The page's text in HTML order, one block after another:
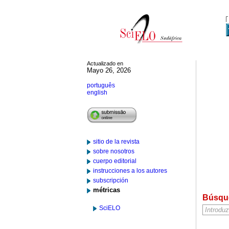
Actualizado en
Mayo 26, 2026
português
english
sitio de la revista
sobre nosotros
cuerpo editorial
instrucciones a los autores
subscripción
métricas
SciELO